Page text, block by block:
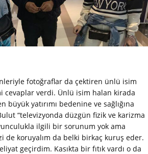
fotoğraflar da çektiren ünlü isim
cevaplar verdi. Ünlü isim halan kirada
yatırımı bedenine ve sağlığına
“televizyonda düzgün fizik ve karizma
ilgili bir sorunum yok ama
de koruyalım da belki birkaç kuruş eder.
geçirdim. Kasıkta bir fıtık vardı o da